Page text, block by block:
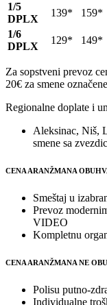
1/5
DPLX
139* 159*
1/6
DPLX
129* 149*
Za sopstveni prevoz
20€ za smene
Regionalne doplate i
Aleksinac, Niš,
smene sa
CENA ARANŽMANA
Smeštaj u
Prevoz
VIDEO
Kompletnu
CENA ARANŽMANA NE
Polisu putno-
Individualne